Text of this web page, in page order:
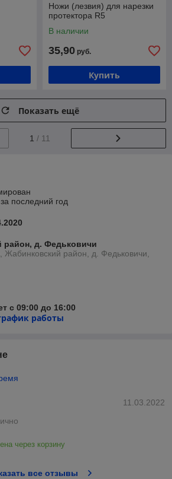
Ножи (лезвия) для нарезки
протектора R5
В наличии
35,90 руб.
Купить
Показать ещё
1 / 11
последний год
район, д. Федьковичи
Жабинковский район, д. Федьковичи,
с 09:00 до 16:00
работы
11.03.2022
через корзину
все отзывы